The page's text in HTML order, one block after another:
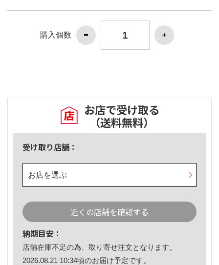
購入個数
お店で受け取る
（送料無料）
受け取り店舗：
お店を選ぶ
近くの店舗を確認する
納期目安：
店舗在庫不足の為、取り寄せ注文となります。
2026.08.21 10:34頃のお届け予定です。